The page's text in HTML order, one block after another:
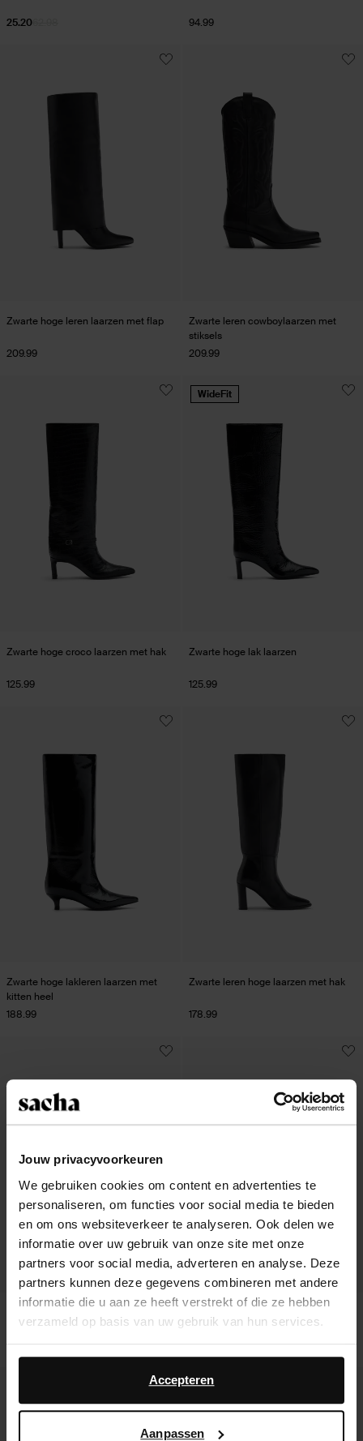
Jouw privacyvoorkeuren
We gebruiken cookies om content en advertenties te
personaliseren, om functies voor social media te bieden
en om ons websiteverkeer te analyseren. Ook delen we
informatie over uw gebruik van onze site met onze
partners voor social media, adverteren en analyse. Deze
partners kunnen deze gegevens combineren met andere
informatie die u aan ze heeft verstrekt of die ze hebben
verzameld op basis van uw gebruik van hun services.
Daarnaast werken wij samen met Google voor
advertentie- en meetdoeleinden. Meer informatie over
hoe Google uw persoonsgegevens gebruikt, vindt u op
Accepteren
Aanpassen
25.20 94.99
Zwarte hoge leren laarzen met flap
209.99
Zwarte leren cowboylaarzen met
stiksels
209.99
Zwarte hoge croco laarzen met hak
125.99
Zwarte hoge lak laarzen
125.99
WideFit
Zwarte hoge lakleren laarzen met
kitten heel
188.99
Zwarte leren hoge laarzen met hak
178.99
met flap
283.99
209.99